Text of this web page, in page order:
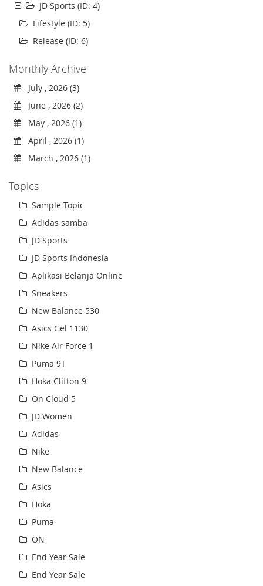
JD Sports (ID: 4)
Lifestyle (ID: 5)
Release (ID: 6)
Monthly Archive
July , 2026 (3)
June , 2026 (2)
May , 2026 (1)
April , 2026 (1)
March , 2026 (1)
Topics
Sample Topic
Adidas samba
JD Sports
JD Sports Indonesia
Aplikasi Belanja Online
Sneakers
New Balance 530
Asics Gel 1130
Nike Air Force 1
Puma 9T
Hoka Clifton 9
On Cloud 5
JD Women
Adidas
Nike
New Balance
Asics
Hoka
Puma
ON
End Year Sale
End Year Sale